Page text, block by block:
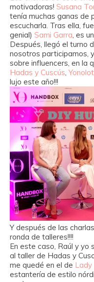
motivadoras! Susana
tenía muchas ganas de
escucharla. Tras ella,
genial) Sami Garra, es
Después, llegó el turno
nosotros participamos,
sobre influencers, en la
Hadas y Cuscús,
lujo este año!!!
Y después de las
ronda de talleres!!!!
En este caso, Raúl y yo
al taller de Hadas y
me quedé en el de Lady
estantería de estilo